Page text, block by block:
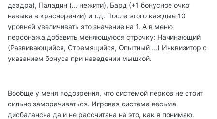
даэдра), Паладин (... нежити), Бард (+1 бонусное очко
навыка в красноречии) и т.д. После этого каждые 10
уровней увеличивать это значение на 1. А в меню
персонажа добавить меняющуюся строчку: Начинающий
(Развивающийся, Стремящийся, Опытный ...) Инквизитор с
указанием бонуса при наведении мышкой.
Вообще у меня подозрения, что системой перков не стоит
сильно заморачиваться. Игровая система весьма
дисбалансна да и не рассчитана на это, как я понимаю.